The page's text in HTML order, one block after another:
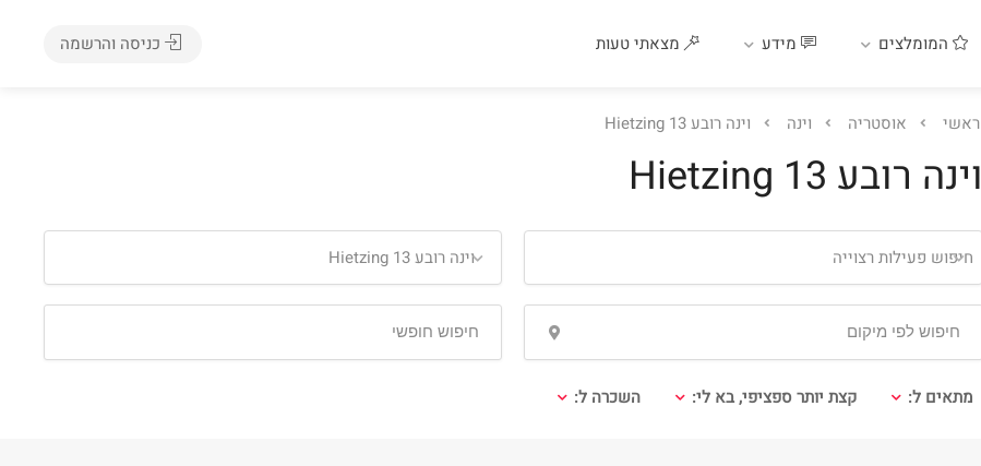
המומלצים מידע מצאתי טעות כניסה והרשמה
ראשי אוסטריה וינה וינה רובע 13 Hietzing
וינה רובע 13 Hietzing
וינה רובע 13 Hietzing חיפוש פעילות רצוייה
מתאים ל: קצת יותר ספציפי, בא לי: השכרה ל: